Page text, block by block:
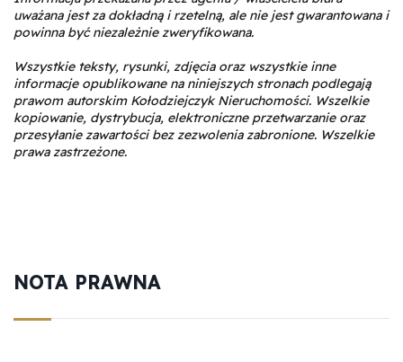
uważana jest za dokładną i rzetelną, ale nie jest gwarantowana i
powinna być niezależnie zweryfikowana.
Wszystkie teksty, rysunki, zdjęcia oraz wszystkie inne
informacje opublikowane na niniejszych stronach podlegają
prawom autorskim Kołodziejczyk Nieruchomości. Wszelkie
kopiowanie, dystrybucja, elektroniczne przetwarzanie oraz
przesyłanie zawartości bez zezwolenia zabronione. Wszelkie
prawa zastrzeżone.
NOTA PRAWNA